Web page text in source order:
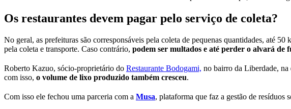
Os restaurantes devem pagar pelo serviço de coleta?
No geral, as prefeituras são corresponsáveis pela coleta de pequenas quantidades, até
pela coleta e transporte. Caso contrário, podem ser multados e até perder o alvará de
Roberto Kazuo, sócio-proprietário do Restaurante Bodogami, no bairro da Liberdade, na
com isso, o volume de lixo produzido também cresceu.
Com isso ele fechou uma parceria com a Musa, plataforma que faz a gestão de resíduos